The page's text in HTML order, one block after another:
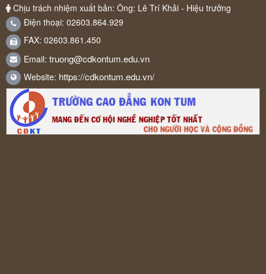
Chịu trách nhiệm xuất bản: Ông: Lê Trí Khải - Hiệu trưởng
Điện thoại: 02603.864.929
FAX: 02603.861.450
Email: truong@cdkontum.edu.vn
Website: https://cdkontum.edu.vn/